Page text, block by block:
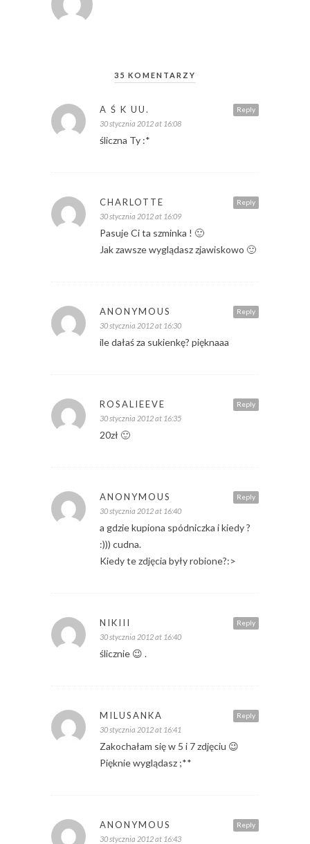
35 KOMENTARZY
Reply
A Ś K UU.
30 stycznia 2012 at 16:08
śliczna Ty :*
Reply
CHARLOTTE
30 stycznia 2012 at 16:09
Pasuje Ci ta szminka ! 🙂
Jak zawsze wyglądasz zjawiskowo 🙂
Reply
ANONYMOUS
30 stycznia 2012 at 16:30
ile dałaś za sukienkę? pięknaaa
Reply
ROSALIEEVE
30 stycznia 2012 at 16:35
20zł 🙂
Reply
ANONYMOUS
30 stycznia 2012 at 16:40
a gdzie kupiona spódniczka i kiedy ?
:))) cudna.
Kiedy te zdjęcia były robione?:>
Reply
NIKIII
30 stycznia 2012 at 16:40
ślicznie 😉 .
Reply
MILUSANKA
30 stycznia 2012 at 16:41
Zakochałam się w 5 i 7 zdjęciu 😉
Pięknie wyglądasz ;**
Reply
ANONYMOUS
30 stycznia 2012 at 16:43